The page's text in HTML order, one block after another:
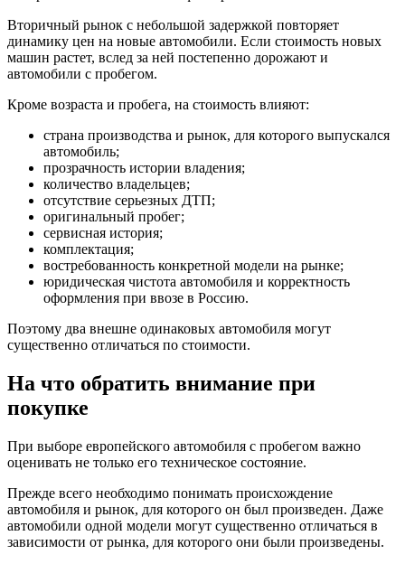
Вторичный рынок с небольшой задержкой повторяет
динамику цен на новые автомобили. Если стоимость новых
машин растет, вслед за ней постепенно дорожают и
автомобили с пробегом.
Кроме возраста и пробега, на стоимость влияют:
страна производства и рынок, для которого выпускался
автомобиль;
прозрачность истории владения;
количество владельцев;
отсутствие серьезных ДТП;
оригинальный пробег;
сервисная история;
комплектация;
востребованность конкретной модели на рынке;
юридическая чистота автомобиля и корректность
оформления при ввозе в Россию.
Поэтому два внешне одинаковых автомобиля могут
существенно отличаться по стоимости.
На что обратить внимание при
покупке
При выборе европейского автомобиля с пробегом важно
оценивать не только его техническое состояние.
Прежде всего необходимо понимать происхождение
автомобиля и рынок, для которого он был произведен. Даже
автомобили одной модели могут существенно отличаться в
зависимости от рынка, для которого они были произведены.